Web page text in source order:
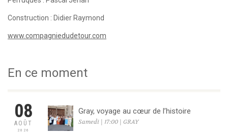
Construction : Didier Raymond
www.compagniedudetour.com
En ce moment
08
AOÛT
2026
Gray, voyage au cœur de l’histoire
Samedi | 17:00 | GRAY